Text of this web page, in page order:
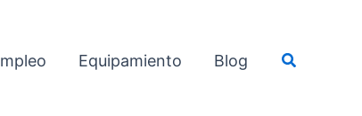
Equipamiento Blog Buscar